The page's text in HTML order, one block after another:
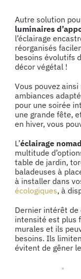
Autre solution
luminaires
l’éclairage
réorganisés
besoins évolutifs
décor végétal !
Vous pouvez
ambiances
pour une soirée
une grande fête,
en hiver, vous
L’éclairage
multitude
table de jardin,
baladeuses à
à installer dans
écologiques, à
Dernier intérêt
intensité est plus
murales et ils
besoins. Ils
évitent de gêner